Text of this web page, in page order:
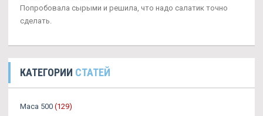
Попробовала сырыми и решила, что надо салатик точно
сделать.
КАТЕГОРИИ СТАТЕЙ
Maca 500 (129)